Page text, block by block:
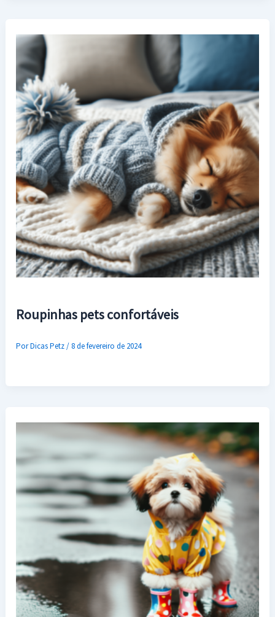
Roupinhas pets confortáveis
PorDicas Petz/8 de fevereiro de 2024